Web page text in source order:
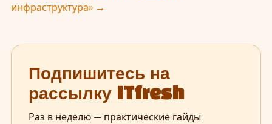
инфраструктура» →
Подпишитесь на
рассылку ITfresh
Раз в неделю — практические гайды: